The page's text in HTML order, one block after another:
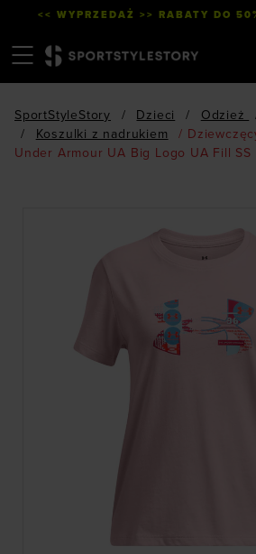
<< WYPRZEDAŻ >> RABATY DO
SportStyleStory / Dzieci / Odzież
/
Koszulki z nadrukiem /
Under Armour UA Big Logo UA Fill SS